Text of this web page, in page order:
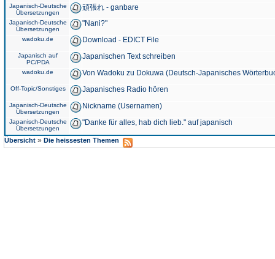
Japanisch-Deutsche
Übersetzungen
頑張れ - ganbare
Japanisch-Deutsche
Übersetzungen
"Nani?"
wadoku.de Download - EDICT File
Japanisch auf
PC/PDA
Japanischen Text schreiben
wadoku.de Von Wadoku zu Dokuwa (Deutsch-Japanisches
Off-Topic/Sonstiges Japanisches Radio hören
Japanisch-Deutsche
Übersetzungen
Nickname (Usernamen)
Japanisch-Deutsche
Übersetzungen
"Danke für alles, hab dich lieb." auf japanisch
Übersicht » Die heissesten Themen